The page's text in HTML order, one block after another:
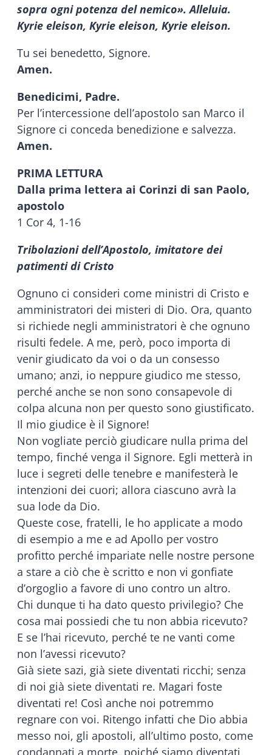
sopra ogni potenza del nemico». Alleluia.
Kyrie eleison, Kyrie eleison, Kyrie eleison.
Tu sei benedetto, Signore.
Amen.
Benedicimi, Padre.
Per l’intercessione dell’apostolo san Marco il
Signore ci conceda benedizione e salvezza.
Amen.
PRIMA LETTURA
Dalla prima lettera ai Corinzi di san Paolo,
apostolo
1 Cor 4, 1-16
Tribolazioni dell’Apostolo, imitatore dei
patimenti di Cristo
Ognuno ci consideri come ministri di Cristo e
amministratori dei misteri di Dio. Ora, quanto
si richiede negli amministratori è che ognuno
risulti fedele. A me, però, poco importa di
venir giudicato da voi o da un consesso
umano; anzi, io neppure giudico me stesso,
perché anche se non sono consapevole di
colpa alcuna non per questo sono giustificato.
Il mio giudice è il Signore!
Non vogliate perciò giudicare nulla prima del
tempo, finché venga il Signore. Egli metterà in
luce i segreti delle tenebre e manifesterà le
intenzioni dei cuori; allora ciascuno avrà la
sua lode da Dio.
Queste cose, fratelli, le ho applicate a modo
di esempio a me e ad Apollo per vostro
profitto perché impariate nelle nostre persone
a stare a ciò che è scritto e non vi gonfiate
d’orgoglio a favore di uno contro un altro.
Chi dunque ti ha dato questo privilegio? Che
cosa mai possiedi che tu non abbia ricevuto?
E se l’hai ricevuto, perché te ne vanti come
non l’avessi ricevuto?
Già siete sazi, già siete diventati ricchi; senza
di noi già siete diventati re. Magari foste
diventati re! Così anche noi potremmo
regnare con voi. Ritengo infatti che Dio abbia
messo noi, gli apostoli, all’ultimo posto, come